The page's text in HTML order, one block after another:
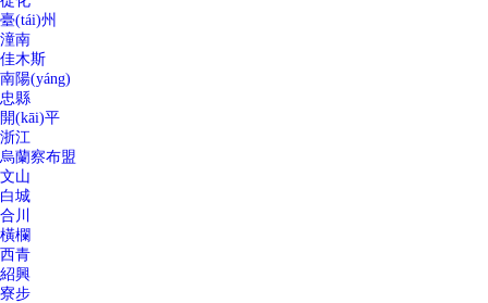
臺(tái)州
潼南
佳木斯
南陽(yáng)
忠縣
開(kāi)平
浙江
烏蘭察布盟
文山
白城
合川
橫欄
西青
紹興
寮步